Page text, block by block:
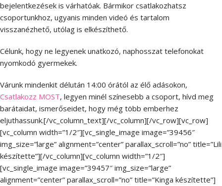
bejelentkezések is várhatóak. Bármikor csatlakozhatsz
csoportunkhoz, ugyanis minden videó és tartalom
visszanézhető, utólag is elkészíthető.
Célunk, hogy ne legyenek unatkozó, naphosszat telefonokat
nyomkodó gyermekek.
Várunk mindenkit délután 14:00 órától az élő adásokon,
Csatlakozz MOST, legyen minél színesebb a csoport, hívd meg
barátaidat, ismerőseidet, hogy még több emberhez
eljuthassunk.[/vc_column_text][/vc_column][/vc_row][vc_row]
[vc_column width=”1/2″][vc_single_image image=”39456″
img_size=”large” alignment=”center” parallax_scroll=”no” title=”Lili
készítette”][/vc_column][vc_column width=”1/2″]
[vc_single_image image=”39457″ img_size=”large”
alignment=”center” parallax_scroll=”no” title=”Kinga készítette”]